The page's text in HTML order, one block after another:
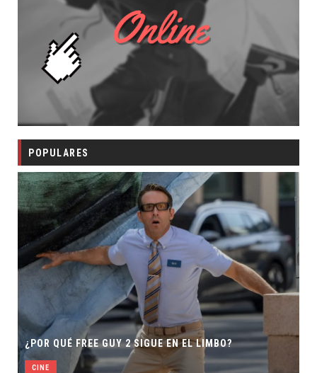
POPULARES
¿POR QUÉ FREE GUY 2 SIGUE EN EL LIMBO?
CINE